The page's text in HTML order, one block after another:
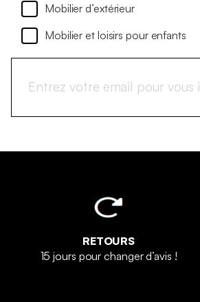
Mobilier d’extérieur
Mobilier et loisirs pour enfants
RETOURS
15 jours pour changer d’avis !